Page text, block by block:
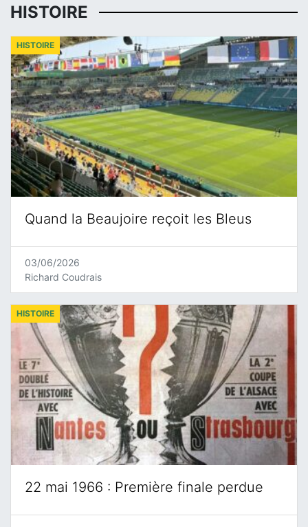
HISTOIRE
Quand la Beaujoire reçoit les Bleus
HISTOIRE
03/06/2026
Richard Coudrais
22 mai 1966 : Première finale perdue
HISTOIRE